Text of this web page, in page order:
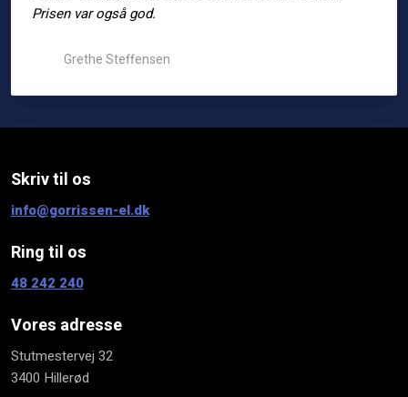
Prisen var også god.
Grethe Steffensen
Skriv til os​
info@gorrissen-el.dk
Ring til os
48 242 240​
Vores adresse
​Stutmestervej 32
3400 Hillerød